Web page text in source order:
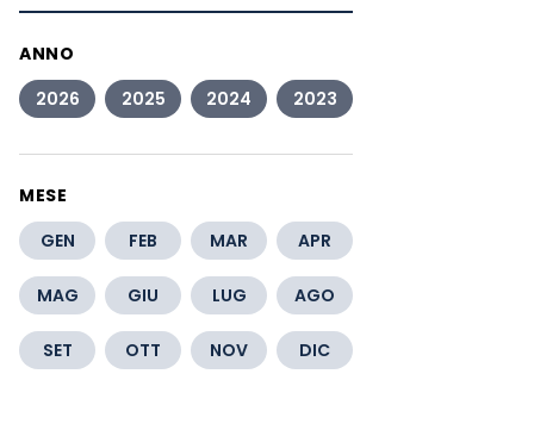
ANNO
2026
2025 2024 2023
MESE
GEN
FEB MAR APR
MAG GIU LUG AGO
SET OTT NOV DIC